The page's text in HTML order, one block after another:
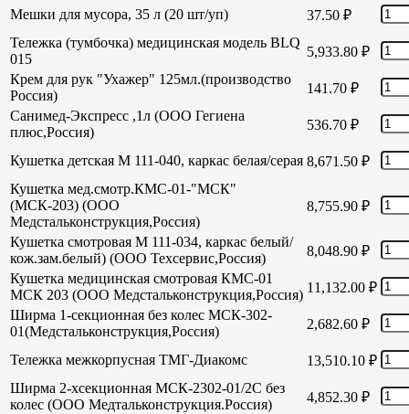
Мешки для мусора, 35 л (20 шт/уп) 37.50 ₽
Тележка (тумбочка) медицинская модель BLQ
015
5,933.80 ₽
Крем для рук "Ухажер" 125мл.(производство
Россия)
141.70 ₽
Санимед-Экспресс ,1л (ООО Гегиена
плюс,Россия)
536.70 ₽
Кушетка детская М 111-040, каркас белая/серая 8,671.50 ₽
Кушетка мед.смотр.КМС-01-"МСК"
(МСК-203) (ООО
Медстальконструкция,Россия)
8,755.90 ₽
Кушетка смотровая М 111-034, каркас белый/
кож.зам.белый) (ООО Техсервис,Россия)
8,048.90 ₽
Кушетка медицинская смотровая КМС-01
МСК 203 (ООО Медстальконструкция,Россия) 11,132.00 ₽
Ширма 1-секционная без колес МСК-302-
01(Медстальконструкция,Россия)
2,682.60 ₽
Тележка межкорпусная ТМГ-Диакомс 13,510.10 ₽
Ширма 2-хсекционная МСК-2302-01/2С без
колес (ООО Медтальконструкция.Россия)
4,852.30 ₽